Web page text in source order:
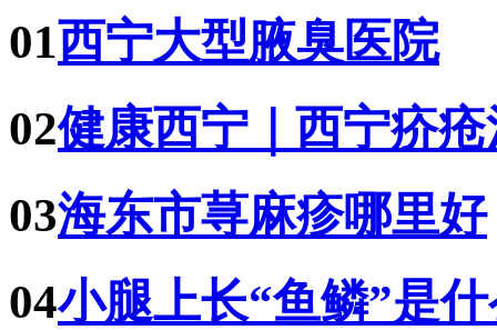
01西宁大型腋臭医院
02健康西宁｜西宁疥
03海东市荨麻疹哪里好
04小腿上长“鱼鳞”是